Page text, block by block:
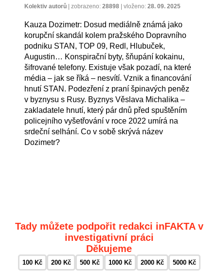
Kolektiv autorů zobrazeno: 28898 vloženo: 28. 09. 2025
Kauza Dozimetr: Dosud mediálně známá jako
korupční skandál kolem pražského Dopravního
podniku STAN, TOP 09, Redl, Hlubuček,
Augustin… Konspirační byty, šňupání kokainu,
šifrované telefony. Existuje však pozadí, na které
média – jak se říká – nesvítí. Vznik a financování
hnutí STAN. Podezření z praní špinavých peněz
v byznysu s Rusy. Byznys Věslava Michalika –
zakladatele hnutí, který pár dnů před spuštěním
policejního vyšetřování v roce 2022 umírá na
srdeční selhání. Co v sobě skrývá název
Dozimetr?
Tady můžete podpořit redakci inFAKTA v
investigativní práci
Děkujeme
100 Kč 200 Kč 500 Kč 1000 Kč 2000 Kč 5000 Kč